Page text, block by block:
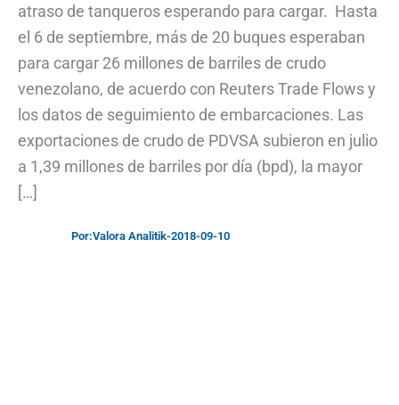
atraso de tanqueros esperando para cargar. Hasta
el 6 de septiembre, más de 20 buques esperaban
para cargar 26 millones de barriles de crudo
venezolano, de acuerdo con Reuters Trade Flows y
los datos de seguimiento de embarcaciones. Las
exportaciones de crudo de PDVSA subieron en julio
a 1,39 millones de barriles por día (bpd), la mayor
[…]
Por:Valora Analitik-2018-09-10